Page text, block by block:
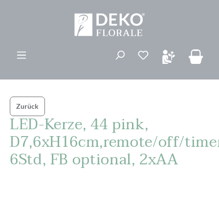
Du hast 0
Zurück
LED-Kerze, 44 pink,
D7,6xH16cm,remote/off/
6Std, FB optional, 2xAA